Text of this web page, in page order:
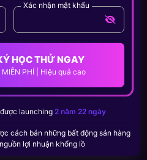
Xác nhận mật khẩu
HỌC THỬ NGAY
PHÍ | Hiệu quả cao
launching 2 năm 22 ngày
cách bán những bất động sản hàng
lợi nhuận khổng lồ